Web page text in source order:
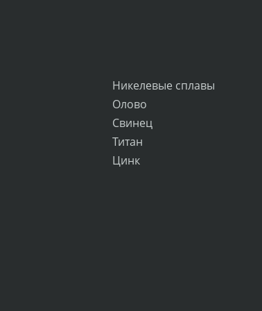
Никелевые сплавы
Олово
Свинец
Титан
Цинк